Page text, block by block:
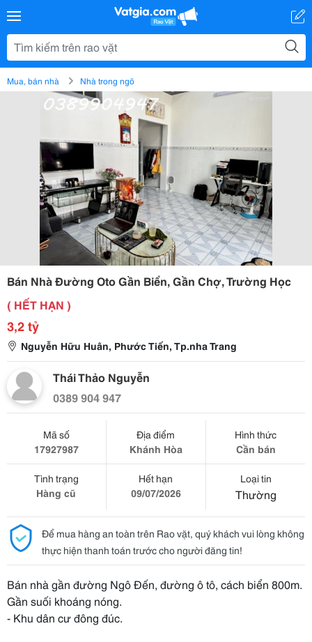
Mua, bán nhà Nhà trong ngõ
Bán Nhà Đường Oto Gần Biển, Gần Chợ, Trường Học
( HẾT HẠN )
3,2 tỷ
Nguyễn Hữu Huân, Phước Tiến, Tp.nha Trang
Thái Thảo Nguyễn
0389 904 947
Mã số
17927987
Địa điểm
Khánh Hòa
Hình thức
Cần bán
Tình trạng
Hàng cũ
Hết hạn
09/07/2026
Loại tin
Thường
Để mua hàng an toàn trên Rao vặt, quý khách vui lòng không
thực hiện thanh toán trước cho người đăng tin!
Bán nhà gần đường Ngô Đến, đường ô tô, cách biển 800m.
Gần suối khoáng nóng.
- Khu dân cư đông đúc.